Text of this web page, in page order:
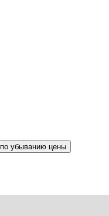
по убыванию цены